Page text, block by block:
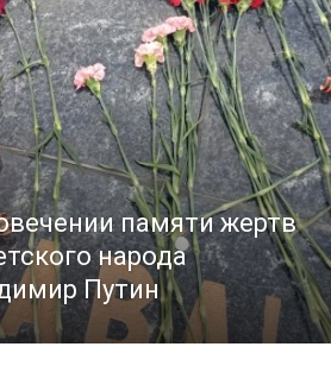
памяти жертв
народа
Путин